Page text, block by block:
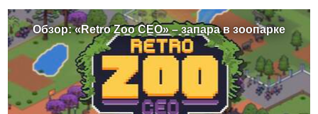
Обзор: «Retro Zoo CEO» – запара в зоопарке